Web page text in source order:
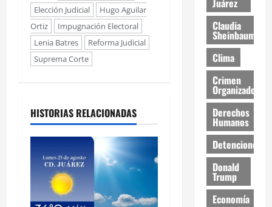
Elección Judicial
Hugo Aguilar
Ortiz
Impugnación Electoral
Lenia Batres
Reforma Judicial
Suprema Corte
HISTORIAS RELACIONADAS
Juárez
Claudia
Sheinbaum
Clima
Crimen
Organizado
Derechos
Humanos
Detenciones
Donald
Trump
Economía